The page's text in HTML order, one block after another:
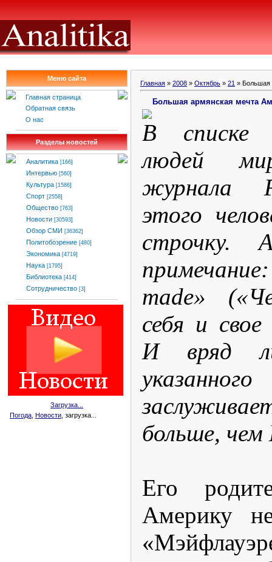
Меню сайта
Главная страница
Обратная связь
О нас
Разделы новостей
Аналитика [166]
Интервью [560]
Культура [1586]
Спорт [2558]
Общество [763]
Новости [30593]
Обзор СМИ [36362]
Политобозрение [480]
Экономика [4719]
Наука [1795]
Библиотека [414]
Сотрудничество [3]
Загрузка...
Погода Новости , загрузка...
Главная » 2008 » Октябрь » 21 » Большая
Большая армянская мечта
В списке
людей
журнала
этого
строчку.
made»
себя и
И вряд
больше, чем
Его
Америку